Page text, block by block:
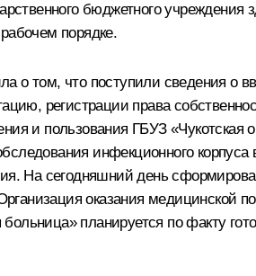
бюджетного учреждения
порядке.
о том, что поступили сведения о
регистрации права
и пользования ГБУЗ
инфекционного
На сегодняшний день
оказания медицинской
планируется по факту